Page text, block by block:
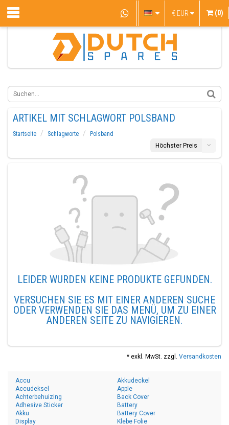
€ EUR (0)
ARTIKEL MIT SCHLAGWORT POLSBAND
Startseite Schlagworte
Polsband
Höchster Preis
LEIDER WURDEN KEINE PRODUKTE GEFUNDEN.
VERSUCHEN SIE ES MIT EINER ANDEREN SUCHE
ODER VERWENDEN SIE DAS MENÜ, UM ZU EINER
ANDEREN SEITE ZU NAVIGIEREN.
* exkl. MwSt. zzgl. Versandkosten
Accu
Accudeksel
Achterbehuizing
Adhesive Sticker
Akku
Akkudeckel
Apple
Back Cover
Battery
Battery Cover
Display
Klebe Folie